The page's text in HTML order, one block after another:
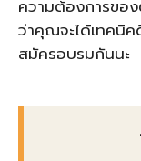
ความต้องการขอ
ว่าคุณจะได้เทคนิ
สมัครอบรมกันนะ